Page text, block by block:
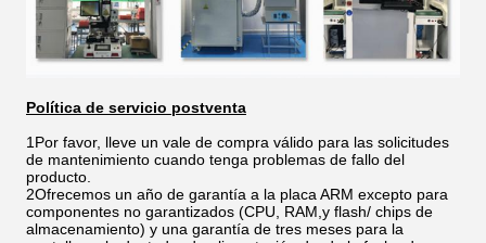
Política de servicio postventa
1Por favor, lleve un vale de compra válido para las solicitudes
de mantenimiento cuando tenga problemas de fallo del
producto.
2Ofrecemos un año de garantía a la placa ARM excepto para
componentes no garantizados (CPU, RAM,y flash/ chips de
almacenamiento) y una garantía de tres meses para la